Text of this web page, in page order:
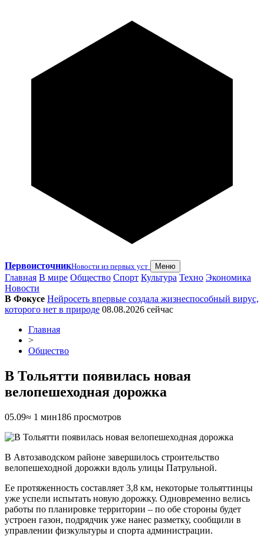
ПервоисточникНовости из первых уст Меню
Главная В мире Общество Спорт Культура Техно Экономика
Новости
В Фокусе Нейросеть впервые создала жизнеспособный вирус,
которого нет в природе 08.08.2026 сейчас
Главная
>
Общество
В Тольятти появилась новая
велопешеходная дорожка
05.09≈ 1 мин186 просмотров
В Автозаводском районе завершилось строительство
велопешеходной дорожки вдоль улицы Патрульной.
Ее протяженность составляет 3,8 км, некоторые тольяттинцы
уже успели испытать новую дорожку. Одновременно велись
работы по планировке территории – по обе стороны будет
устроен газон, подрядчик уже нанес разметку, сообщили в
управлении физкультуры и спорта администрации.